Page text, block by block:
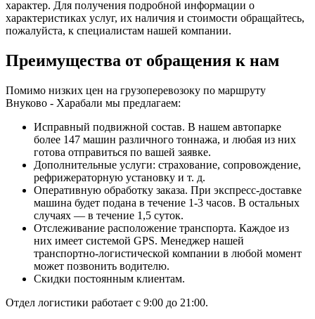
характер. Для получения подробной информации о
характеристиках услуг, их наличия и стоимости обращайтесь,
пожалуйста, к специалистам нашей компании.
Преимущества от обращения к нам
Помимо низких цен на грузоперевозоку по маршруту
Внуково - Харабали мы предлагаем:
Исправный подвижной состав. В нашем автопарке
более 147 машин различного тоннажа, и любая из них
готова отправиться по вашей заявке.
Дополнительные услуги: страхование, сопровождение,
рефрижераторную установку и т. д.
Оперативную обработку заказа. При экспресс-доставке
машина будет подана в течение 1-3 часов. В остальных
случаях — в течение 1,5 суток.
Отслеживание расположение транспорта. Каждое из
них имеет системой GPS. Менеджер нашей
транспортно-логистической компании в любой момент
может позвонить водителю.
Скидки постоянным клиентам.
Отдел логистики работает с 9:00 до 21:00.